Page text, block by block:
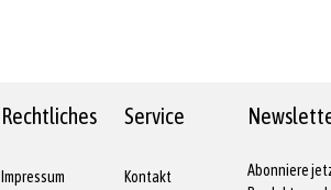
Rechtliches
Impressum
Service
Kontakt
Abonniere